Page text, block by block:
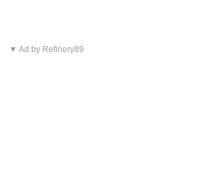
▼ Ad by Refinery89